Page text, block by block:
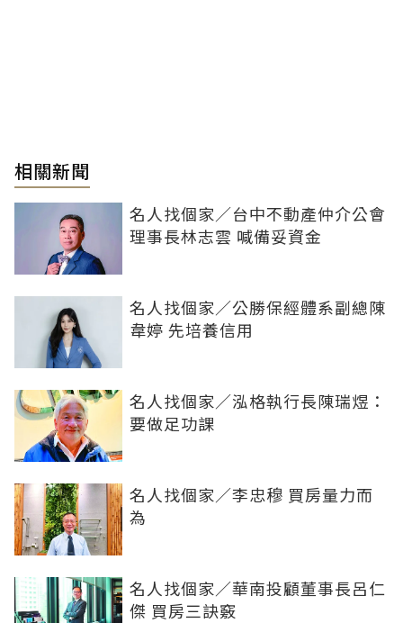
相關新聞
名人找個家／台中不動產仲介公會
理事長林志雲 喊備妥資金
名人找個家／公勝保經體系副總陳
韋婷 先培養信用
名人找個家／泓格執行長陳瑞煜：
要做足功課
名人找個家／李忠穆 買房量力而
為
名人找個家／華南投顧董事長呂仁
傑 買房三訣竅